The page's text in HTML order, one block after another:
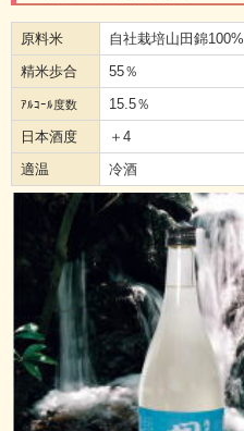
原料米
自社栽培山田錦100%
精米歩合
55％
ｱﾙｺｰﾙ度数
15.5％
日本酒度
＋4
適温
冷酒